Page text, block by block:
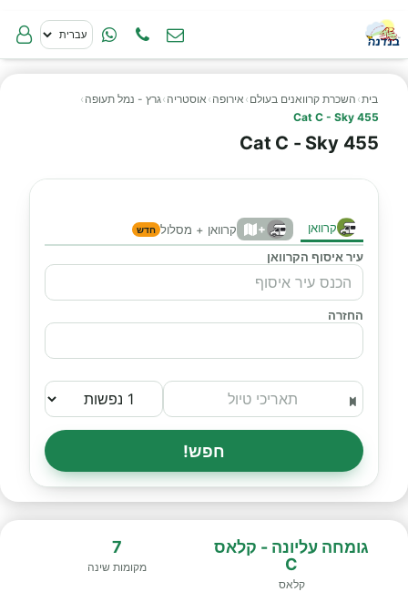
בית› השכרת קרוואנים בעולם › אירופה › אוסטריה ›גרץ - נמל תעופה ›
Cat C - Sky 455
Cat C - Sky 455
קרוואן + קרוואן + מסלול חדש
עיר איסוף הקרוואן
החזרה
חפש!
גומחה עליונה - קלאס
C
קלאס
7
מקומות שינה